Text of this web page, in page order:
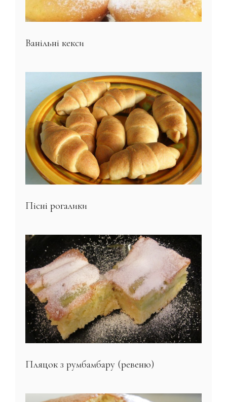
Ванільні кекси
Пісні рогалики
Пляцок з румбамбару (ревеню)